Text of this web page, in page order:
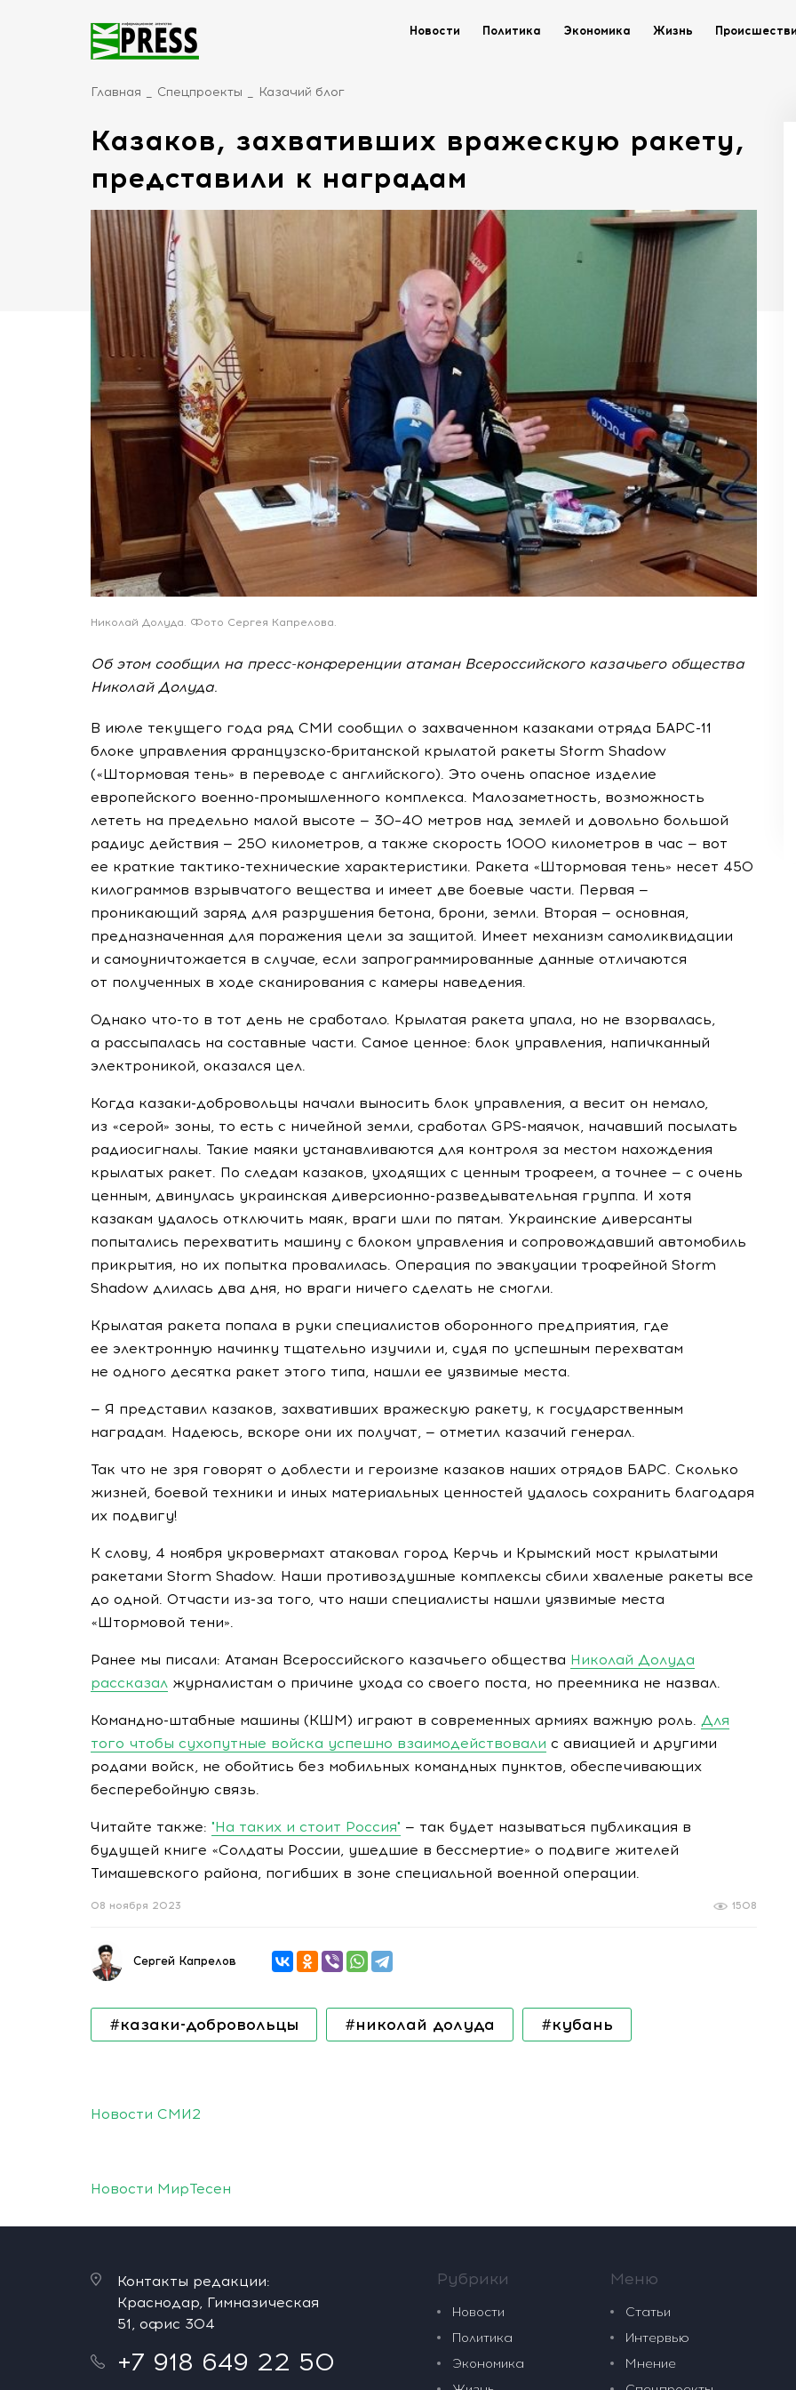
Новости Политика Экономика Жизнь
Главная Спецпроекты Казачий блог
Казаков, захвативших вражескую ракету,
представили к наградам
Николай Долуда. Фото Сергея Капрелова.
Об этом сообщил на пресс-конференции атаман Всероссийского казачьего общества
Николай Долуда.
В июле текущего года ряд СМИ сообщил о захваченном казаками отряда БАРС-11
блоке управления французско-британской крылатой ракеты Storm Shadow
(«Штормовая тень» в переводе с английского). Это очень опасное изделие
европейского военно-промышленного комплекса. Малозаметность, возможность
лететь на предельно малой высоте — 30–40 метров над землей и довольно большой
радиус действия — 250 километров, а также скорость 1000 километров в час — вот
ее краткие тактико-технические характеристики. Ракета «Штормовая тень» несет 450
килограммов взрывчатого вещества и имеет две боевые части. Первая —
проникающий заряд для разрушения бетона, брони, земли. Вторая — основная,
предназначенная для поражения цели за защитой. Имеет механизм самоликвидации
и самоуничтожается в случае, если запрограммированные данные отличаются
от полученных в ходе сканирования с камеры наведения.
Однако что-то в тот день не сработало. Крылатая ракета упала, но не взорвалась,
а рассыпалась на составные части. Самое ценное: блок управления, напичканный
электроникой, оказался цел.
Когда казаки-добровольцы начали выносить блок управления, а весит он немало,
из «серой» зоны, то есть с ничейной земли, сработал GPS-маячок , начавший посылать
радиосигналы. Такие маяки устанавливаются для контроля за местом нахождения
крылатых ракет. По следам казаков, уходящих с ценным трофеем, а точнее — с очень
ценным, двинулась украинская диверсионно-разведывательная группа. И хотя
казакам удалось отключить маяк, враги шли по пятам. Украинские диверсанты
попытались перехватить машину с блоком управления и сопровождавший автомобиль
прикрытия, но их попытка провалилась. Операция по эвакуации трофейной Storm
Shadow длилась два дня, но враги ничего сделать не смогли.
Крылатая ракета попала в руки специалистов оборонного предприятия, где
ее электронную начинку тщательно изучили и, судя по успешным перехватам
не одного десятка ракет этого типа, нашли ее уязвимые места.
— Я представил казаков, захвативших вражескую ракету, к государственным
наградам. Надеюсь, вскоре они их получат, — отметил казачий генерал.
Так что не зря говорят о доблести и героизме казаков наших отрядов БАРС. Сколько
жизней, боевой техники и иных материальных ценностей удалось сохранить благодаря
их подвигу!
К слову, 4 ноября укровермахт атаковал город Керчь и Крымский мост крылатыми
ракетами Storm Shadow. Наши противоздушные комплексы сбили хваленые ракеты все
до одной. Отчасти из-за того, что наши специалисты нашли уязвимые места
«Штормовой тени».
Ранее мы писали: Атаман Всероссийского казачьего общества Николай Долуда
рассказал журналистам о причине ухода со своего поста, но преемника не назвал.
Командно-штабные машины (КШМ) играют в современных армиях важную роль. Для
того чтобы сухопутные войска успешно взаимодействовали с авиацией и другими
родами войск, не обойтись без мобильных командных пунктов, обеспечивающих
бесперебойную связь.
Читайте также: "На таких и стоит Россия" — так будет называться публикация в
будущей книге «Солдаты России, ушедшие в бессмертие» о подвиге жителей
Тимашевского района, погибших в зоне специальной военной операции.
1508
08 ноября 2023
Сергей Капрелов
#казаки-добровольцы #николай долуда #кубань
Новости СМИ2
Новости МирТесен
Контакты редакции:
Краснодар, Гимназическая
51, офис 304
+7 918 649 22 50
Рубрики
Новости
Политика
Экономика
Меню
Статьи
Интервью
Мнение